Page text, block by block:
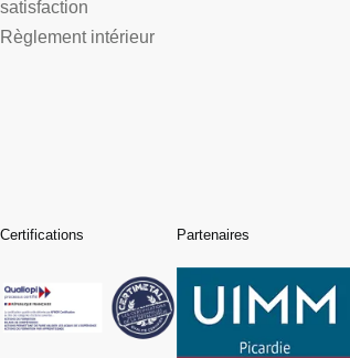
satisfaction
Règlement intérieur
Certifications Partenaires